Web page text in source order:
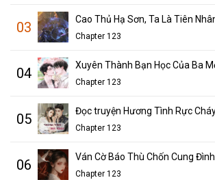
03 Cao Thủ Hạ Sơn, Ta Là Tiên
Chapter 123
04 Xuyên Thành Bạn Học Của Ba
Chapter 123
05
Chapter 123
06 Ván Cờ Báo Thù Chốn Cung Đình
Chapter 123